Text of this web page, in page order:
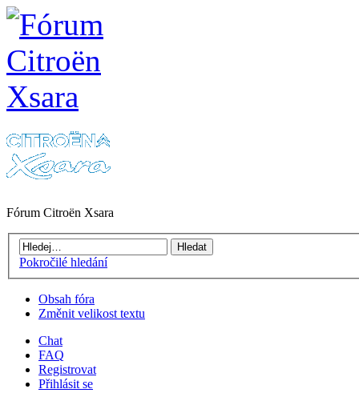
Fórum Citroën Xsara
Pokročilé hledání
Obsah fóra
Změnit velikost textu
Chat
FAQ
Registrovat
Přihlásit se